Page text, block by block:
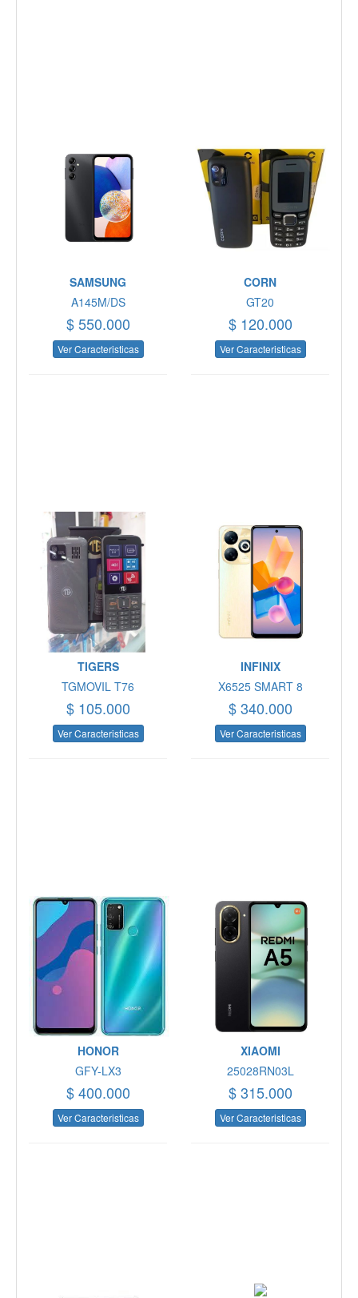
SAMSUNG
A145M/DS
$ 550.000
Ver Caracteristicas
CORN
GT20
$ 120.000
Ver Caracteristicas
TIGERS
TGMOVIL T76
$ 105.000
Ver Caracteristicas
INFINIX
X6525 SMART 8
$ 340.000
Ver Caracteristicas
HONOR
GFY-LX3
$ 400.000
Ver Caracteristicas
XIAOMI
25028RN03L
$ 315.000
Ver Caracteristicas